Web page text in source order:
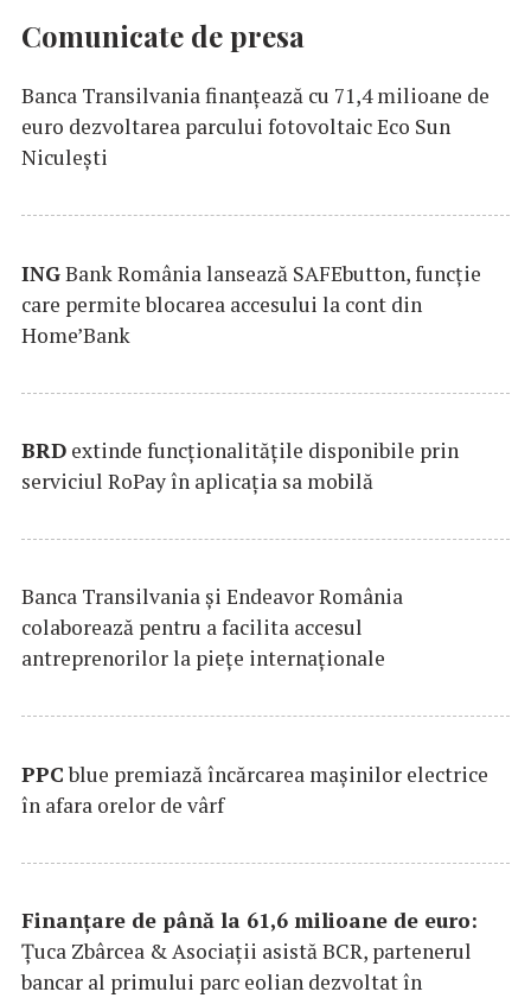
Comunicate de presa
Banca Transilvania finanțează cu 71,4 milioane de
euro dezvoltarea parcului fotovoltaic Eco Sun
Niculești
INGBank România lansează SAFEbutton, funcţie
care permite blocarea accesului la cont din
Home’Bank
BRD extinde funcţionalităţile disponibile prin
serviciul RoPay în aplicaţia sa mobilă
Banca Transilvania şi Endeavor România
colaborează pentru a facilita accesul
antreprenorilor la pieţe internaţionale
PPCblue premiază încărcarea maşinilor electrice
în afara orelor de vârf
Finanțare de până la 61,6 milioane de euro:
Țuca Zbârcea & Asociații asistă BCR, partenerul
bancar al primului parc eolian dezvoltat în